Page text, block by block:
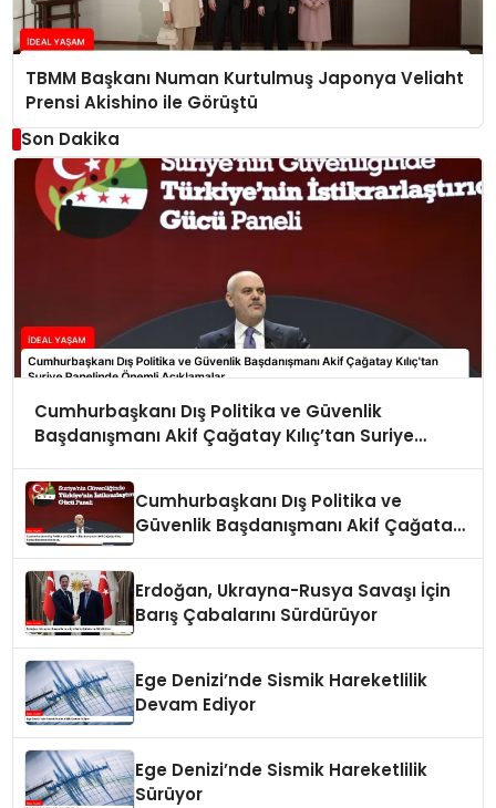
TBMM Başkanı Numan Kurtulmuş Japonya Veliaht
Prensi Akishino ile Görüştü
Son Dakika
Cumhurbaşkanı Dış Politika ve Güvenlik
Başdanışmanı Akif Çağatay Kılıç’tan Suriye
Cumhurbaşkanı Dış Politika ve
Güvenlik Başdanışmanı Akif Çağatay
Erdoğan, Ukrayna-Rusya Savaşı İçin
Barış Çabalarını Sürdürüyor
Ege Denizi’nde Sismik Hareketlilik
Devam Ediyor
Ege Denizi’nde Sismik Hareketlilik
Sürüyor